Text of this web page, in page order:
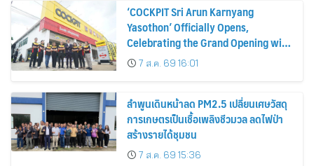
‘COCKPIT Sri Arun Karnyang
Yasothon’ Officially Opens,
Celebrating the Grand Opening with
Exclusive Tire Promotions
7 ส.ค. 69 16:01
ลำพูนเดินหน้าลด PM2.5 เปลี่ยนเศษวัสดุ
การเกษตรเป็นเชื้อเพลิงชีวมวล ลดไฟป่า
สร้างรายได้ชุมชน
7 ส.ค. 69 15:36